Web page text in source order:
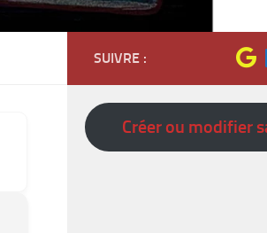
SUIVRE :
Créer ou modifier